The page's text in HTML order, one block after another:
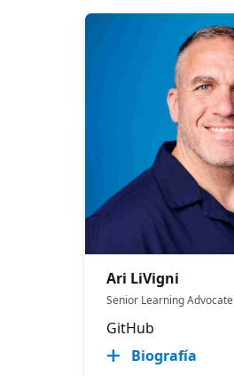
Ari LiVigni
Senior Learning Advocate
GitHub
Biografía